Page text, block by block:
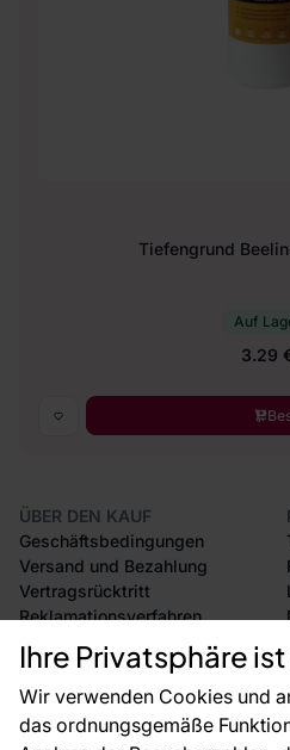
Ihre Privatsphäre
Wir verwenden Cookies und
das ordnungsgemäße
Tiefengrund
Auf
3.29
ÜBER DEN KAUF
Geschäftsbedingungen
Versand und Bezahlung
Vertragsrücktritt
Reklamationsverfahren
Rücksendung von Waren
CE-Zertifizierung
Großhandel
Raumvisualisierung